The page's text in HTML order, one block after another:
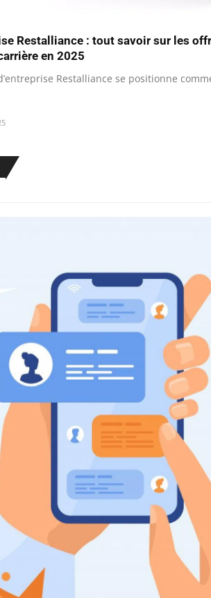
Restalliance : tout savoir sur les
en 2025
Restalliance se positionne